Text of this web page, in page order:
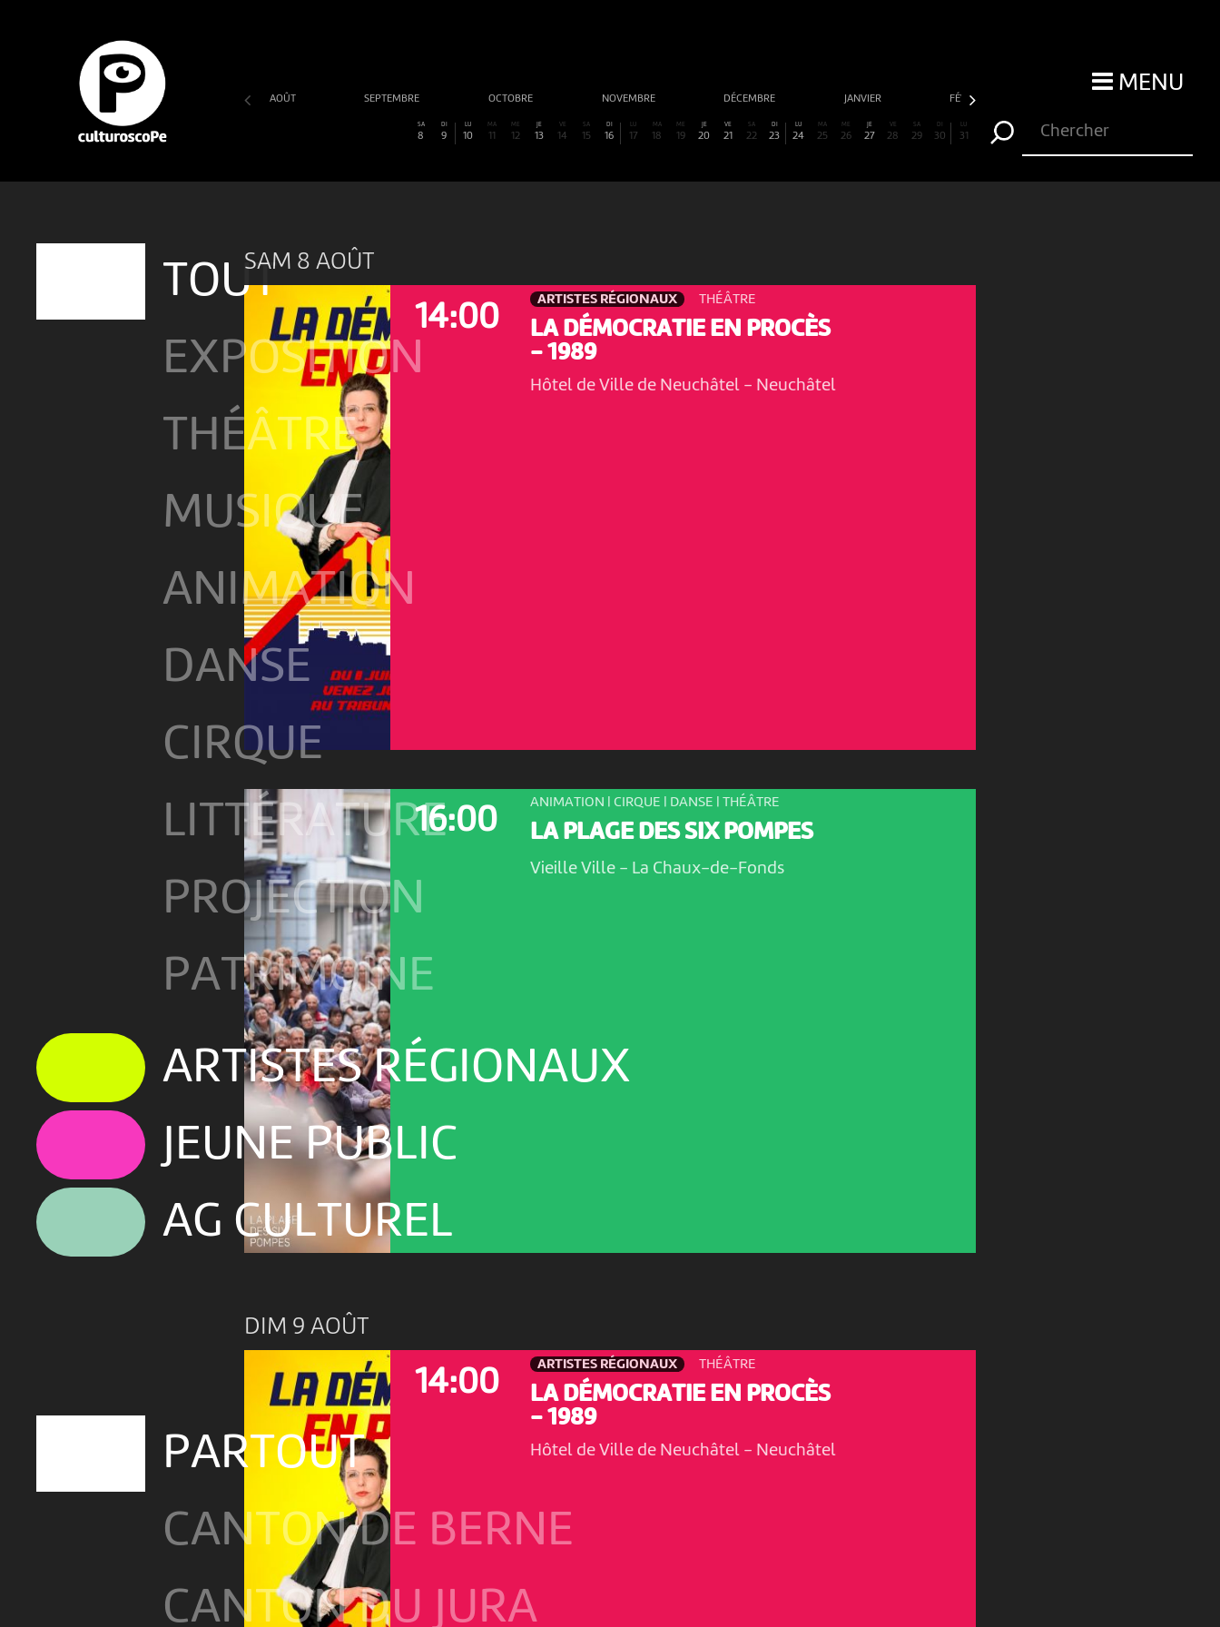
MENU
AOÛT SEPTEMBRE OCTOBRE NOVEMBRE DÉCEMBRE JANVIER FÉVRIER
SA
8
DI
9
LU
10
MA
11
ME
12
JE
13
VE
14
SA
15
DI
16
LU
17
MA
18
ME
19
JE
20
VE
21
SA
22
DI
23
LU
24
MA
25
ME
26
JE
27
VE
28
SA
29
DI
30
LU
31
TOUT
EXPOSITION
THÉÂTRE
MUSIQUE
ANIMATION
DANSE
CIRQUE
LITTÉRATURE
PROJECTION
PATRIMOINE
ARTISTES RÉGIONAUX
JEUNE PUBLIC
AG CULTUREL
PARTOUT
CANTON DE BERNE
CANTON DU JURA
SAM 8 AOÛT
14:00
ARTISTES RÉGIONAUX THÉÂTRE
LA DÉMOCRATIE EN PROCÈS
- 1989
Hôtel de Ville de Neuchâtel - Neuchâtel
16:00 ANIMATION | CIRQUE | DANSE | THÉÂTRE
LA PLAGE DES SIX POMPES
Vieille Ville - La Chaux-de-Fonds
DIM 9 AOÛT
14:00
ARTISTES RÉGIONAUX THÉÂTRE
LA DÉMOCRATIE EN PROCÈS
- 1989
Hôtel de Ville de Neuchâtel - Neuchâtel